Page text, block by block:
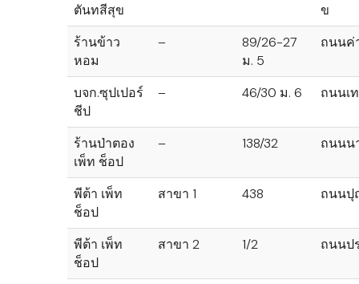
ตันทสีสุข
ข
ร้านข้าว
หอม
–
89/26-27
ม. 5
ถนนค่
บจก.ซุปเปอร์
ชีป
– 46/30 ม. 6 ถนนเ
ร้านป่าตอง
เพ็ท ช็อป
– 138/32 ถนนน
พีต้า เพ็ท
ช็อป
สาขา 1 438 ถนน
พีต้า เพ็ท
ช็อป
สาขา 2 1/2 ถนนป